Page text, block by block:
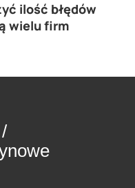
ilość błędów
wielu firm